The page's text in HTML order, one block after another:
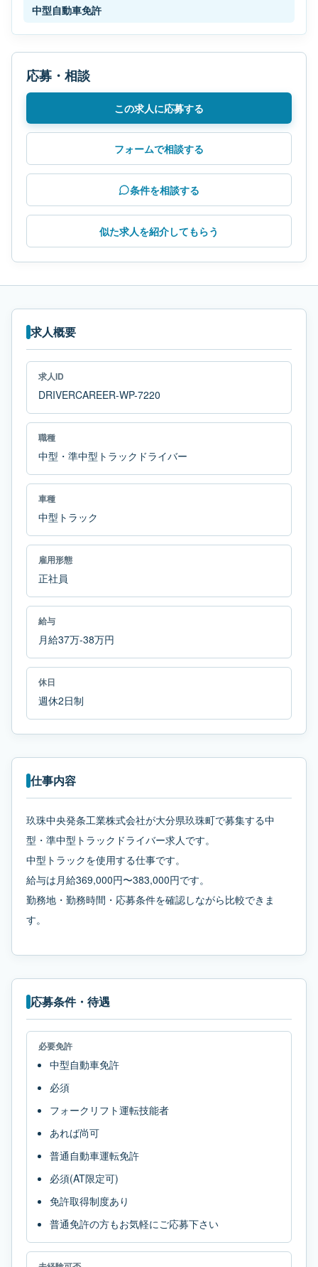
中型自動車免許
応募・相談
この求人に応募する
フォームで相談する
条件を相談する
似た求人を紹介してもらう
求人概要
求人ID
DRIVERCAREER-WP-7220
職種
中型・準中型トラックドライバー
車種
中型トラック
雇用形態
正社員
給与
月給37万-38万円
休日
週休2日制
仕事内容
玖珠中央発条工業株式会社が大分県玖珠町で募集する中
型・準中型トラックドライバー求人です。
中型トラックを使用する仕事です。
給与は月給369,000円〜383,000円です。
勤務地・勤務時間・応募条件を確認しながら比較できま
す。
応募条件・待遇
必要免許
中型自動車免許
必須
フォークリフト運転技能者
あれば尚可
普通自動車運転免許
必須(AT限定可)
免許取得制度あり
普通免許の方もお気軽にご応募下さい